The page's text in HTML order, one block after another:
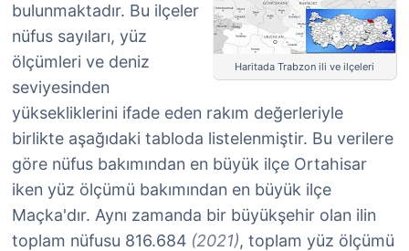
Haritada Trabzon ili ve ilçeleri
bulunmaktadır. Bu ilçeler
nüfus sayıları, yüz
ölçümleri ve deniz
seviyesinden
yüksekliklerini ifade eden rakım değerleriyle
birlikte aşağıdaki tabloda listelenmiştir. Bu verilere
göre nüfus bakımından en büyük ilçe Ortahisar
iken yüz ölçümü bakımından en büyük ilçe
Maçka'dır. Aynı zamanda bir büyükşehir olan ilin
toplam nüfusu 816.684 (2021), toplam yüz ölçümü